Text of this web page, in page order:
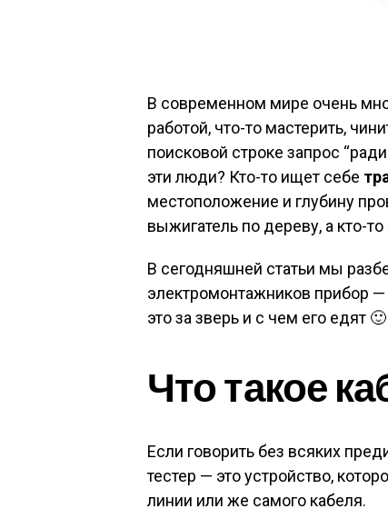
В современном мире очень
работой, что-то мастерить,
поисковой строке запрос
эти люди? Кто-то ищет себе
местоположение и глубину
выжигатель по дереву, а кто-
В сегодняшней статьи мы
электромонтажников прибор —
это за зверь и с чем его едят 🙂
Что такое
Если говорить без всяких
тестер — это устройство,
линии или же самого кабеля.